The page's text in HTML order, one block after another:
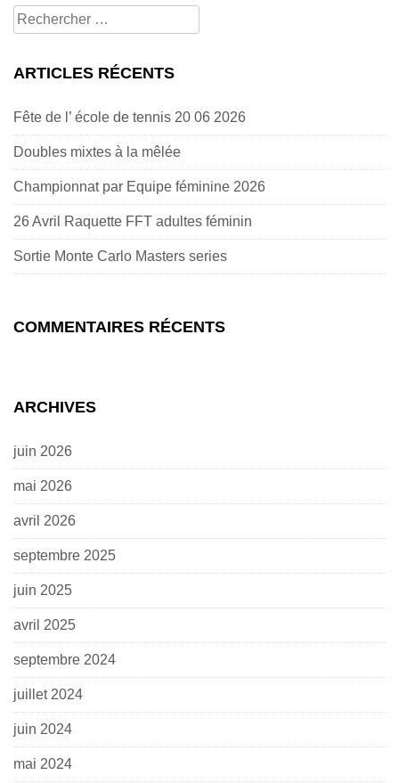
Rechercher
pour:
ARTICLES RÉCENTS
Fête de l’ école de tennis 20 06 2026
Doubles mixtes à la mêlée
Championnat par Equipe féminine 2026
26 Avril Raquette FFT adultes féminin
Sortie Monte Carlo Masters series
COMMENTAIRES RÉCENTS
ARCHIVES
juin 2026
mai 2026
avril 2026
septembre 2025
juin 2025
avril 2025
septembre 2024
juillet 2024
juin 2024
mai 2024